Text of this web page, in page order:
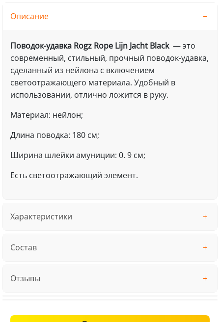
Описание
Поводок-удавка Rogz Rope Lijn Jacht Black — это
современный, стильный, прочный поводок-удавка,
сделанный из нейлона с включением
светоотражающего материала. Удобный в
использовании, отлично ложится в руку.
Материал: нейлон;
Длина поводка: 180 см;
Ширина шлейки амуниции: 0. 9 см;
Есть светоотражающий элемент.
Характеристики
Состав
Отзывы